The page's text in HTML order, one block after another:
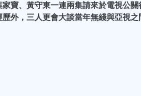
寶、黃守東一連兩集請來於電視公
外，三人更會大談當年無綫與亞視之